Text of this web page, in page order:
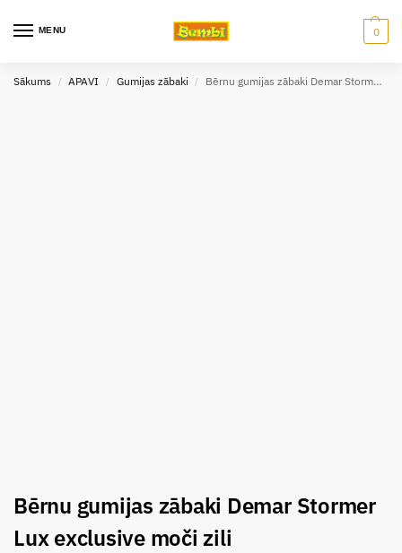
MENU 0
Sākums / APAVI / Gumijas zābaki / Bērnu gumijas zābaki Demar Stormer Lux exclusive moči zili
Bērnu gumijas zābaki Demar Stormer
Lux exclusive moči zili